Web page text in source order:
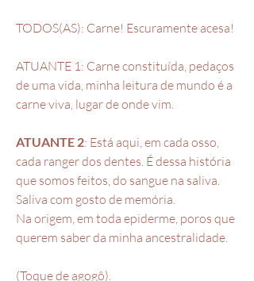
TODOS(AS): Carne! Escuramente acesa!
ATUANTE 1: Carne constituída, pedaços
de uma vida, minha leitura de mundo é a
carne viva, lugar de onde vim.
ATUANTE 2: Está aqui, em cada osso,
cada ranger dos dentes. É dessa história
que somos feitos, do sangue na saliva.
Saliva com gosto de memória.
Na origem, em toda epiderme, poros que
querem saber da minha ancestralidade.
(Toque de agogô).